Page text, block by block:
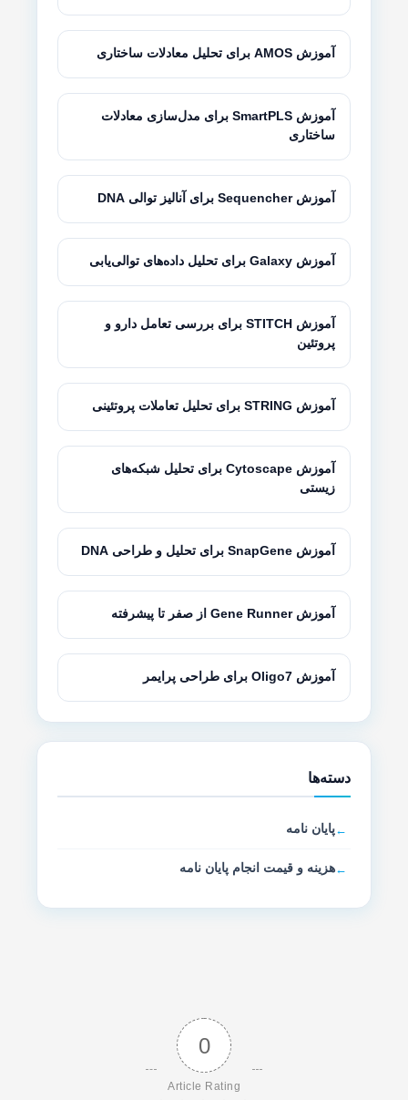
آموزش AMOS برای تحلیل معادلات ساختاری
آموزش SmartPLS برای مدل‌سازی معادلات
ساختاری
آموزش Sequencher برای آنالیز توالی DNA
آموزش Galaxy برای تحلیل داده‌های توالی‌یابی
آموزش STITCH برای بررسی تعامل دارو و
پروتئین
آموزش STRING برای تحلیل تعاملات پروتئینی
آموزش Cytoscape برای تحلیل شبکه‌های
زیستی
آموزش SnapGene برای تحلیل و طراحی DNA
آموزش Gene Runner از صفر تا پیشرفته
آموزش Oligo7 برای طراحی پرایمر
دسته‌ها
پایان نامه
هزینه و قیمت انجام پایان نامه
0
Article Rating